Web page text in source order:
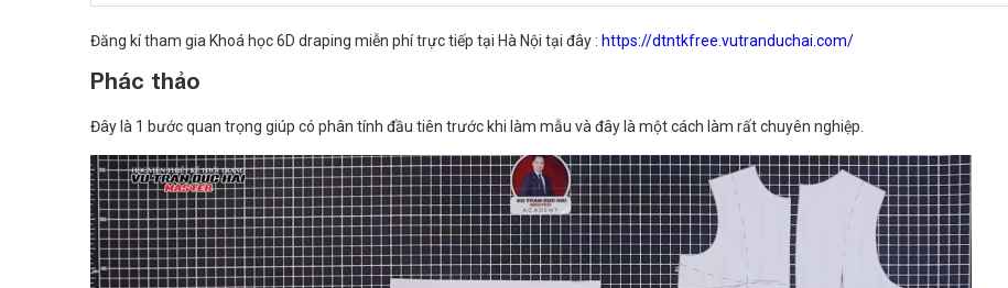
Đăng kí tham gia Khoá học 6D draping miễn phí trực tiếp tại Hà Nội tại đây : https://dtntkfree.vutranduchai.com/
Phác thảo
Đây là 1 bước quan trọng giúp có phân tính đầu tiên trước khi làm mẫu và đây là một cách làm rất chuyên nghiệp.